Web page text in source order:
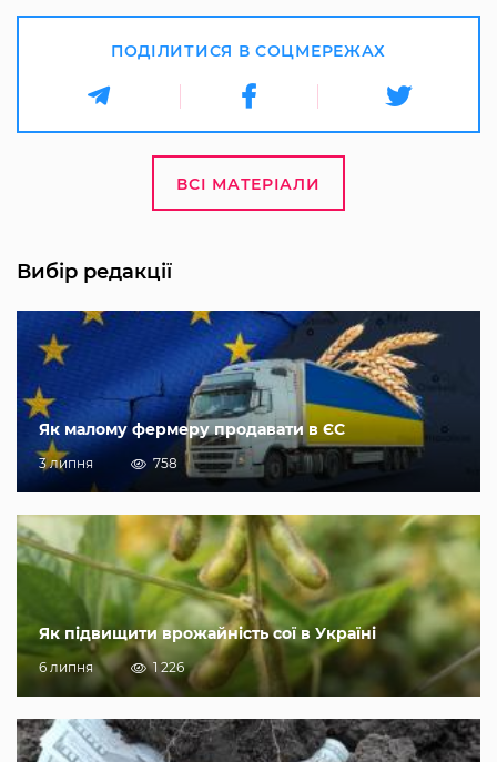
ПОДІЛИТИСЯ В СОЦМЕРЕЖАХ
ВСІ МАТЕРІАЛИ
Вибір редакції
Як малому фермеру продавати в ЄС
3 липня 758
Як підвищити врожайність сої в Україні
6 липня 1 226